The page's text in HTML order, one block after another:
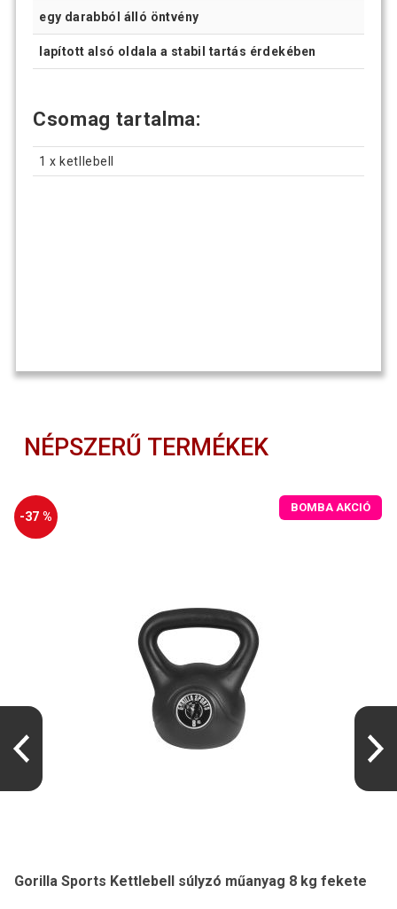
egy darabból álló öntvény
lapított alsó oldala a stabil tartás érdekében
Csomag tartalma:
1 x ketllebell
NÉPSZERŰ TERMÉKEK
-37 %
BOMBA AKCIÓ
Gorilla Sports Kettlebell súlyzó műanyag 8 kg fekete